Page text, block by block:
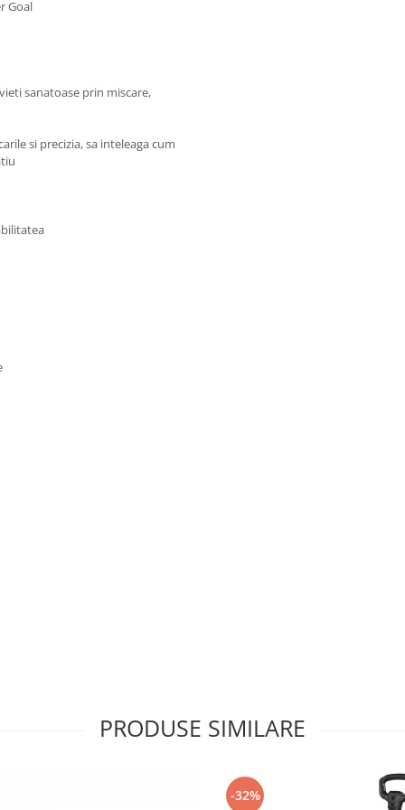
Goal
sanatoase prin miscare,
si precizia, sa inteleaga cum
PRODUSE SIMILARE
-32%